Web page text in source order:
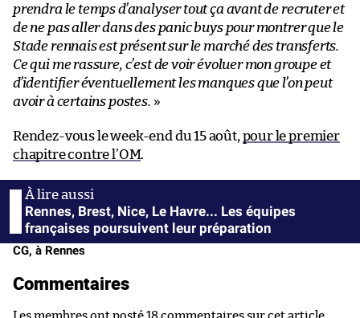
prendra le temps d’analyser tout ça avant de recruter et
de ne pas aller dans des panic buys pour montrer que le
Stade rennais est présent sur le marché des transferts.
Ce qui me rassure, c’est de voir évoluer mon groupe et
d’identifier éventuellement les manques que l’on peut
avoir à certains postes. »
Rendez-vous le week-end du 15 août, pour le premier
chapitre contre l’OM.
Rennes, Brest, Nice, Le Havre... Les équipes
françaises poursuivent leur préparation
CG, à Rennes
Commentaires